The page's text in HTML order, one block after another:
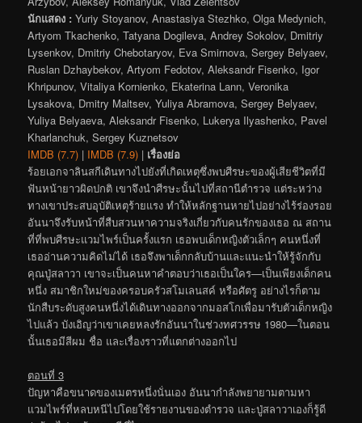
นักแสดง : Yuriy Stoyanov, Anastasiya Stezhko, Olga Medynich,
Artyom Tkachenko, Tatyana Dogileva, Andrey Sokolov, Dmitriy
Lysenkov, Dmitriy Chebotaryov, Eva Smirnova, Sergey Belyaev,
Ruslan Dzhaybekov, Artyom Fedotov, Aleksandr Fisenko, Igor
Khripunov, Vitaliya Kornienko, Ekaterina Lann, Veronika
Lysakova, Dmitry Maltsev, Yuliya Abramova, Sergey Belyaev,
Yuliya Belyaeva, Aleksandr Fisenko, Lukerya Ilyashenko, Pavel
Kharlanchuk, Sergey Kuznetsov
IMDB (7.7) | IMDB (7.9) | เรื่องย่อ
ร้อยเอกจาลินสกีเดินทางไปยังที่เกิดเหตุซึ่งพบศีรษะของผู้เสียชีวิตที่มี
ฟันหน้ายาวผิดปกติ เขาจึงนำศีรษะนั้นไปที่สถานีตำรวจ แต่ระหว่าง
ทางเขาประสบอุบัติเหตุร้ายแรง ทำให้หลักฐานหายไปอย่างไร้ร่องรอย
อันนาจึงรับหน้าที่สืบสวนหาความจริงเกี่ยวกับคนรักของเธอ ณ สถาน
ที่ที่พบศีรษะแวมไพร์เป็นครั้งแรก เธอพบเด็กหญิงตัวเล็กๆ คนหนึ่งที่
เธออ่านความคิดไม่ได้ เธอจึงพาเด็กกลับบ้านและแนะนำให้รู้จักกับ
คุณปู่สลาวา เขาจะเป็นคนหาคำตอบว่าเธอเป็นใคร—เป็นเพียงเด็กคน
หนึ่ง สมาชิกใหม่ของครอบครัวสโมเลนสค์ หรือศัตรู อย่างไรก็ตาม
นักสืบระดับสูงคนหนึ่งได้เดินทางออกจากมอสโกเพื่อมารับตัวเด็กหญิง
ไปแล้ว บังเอิญว่าเขาเคยหลงรักอันนาในช่วงทศวรรษ 1980—ในตอน
นั้นเธอมีสีผม ชื่อ และเรื่องราวที่แตกต่างออกไป
ตอนที่ 3
ปัญหาคือขนาดของเมตรหนึ่งนั่นเอง อันนากำลังพยายามตามหา
แวมไพร์ที่หลบหนีไปโดยใช้รายงานของตำรวจ และปู่สลาวาเองก็รู้ดี